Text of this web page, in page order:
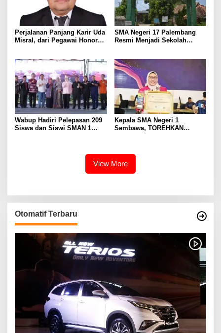
Perjalanan Panjang Karir Uda
Misral, dari Pegawai Honorer
Eselon III
SMA Negeri 17 Palembang
Resmi Menjadi Sekolah
Wabup Hadiri Pelepasan 209
Siswa dan Siswi SMAN 1
Kepala SMA Negeri 1
Sembawa, TOREHKAN
View More
Otomatif Terbaru